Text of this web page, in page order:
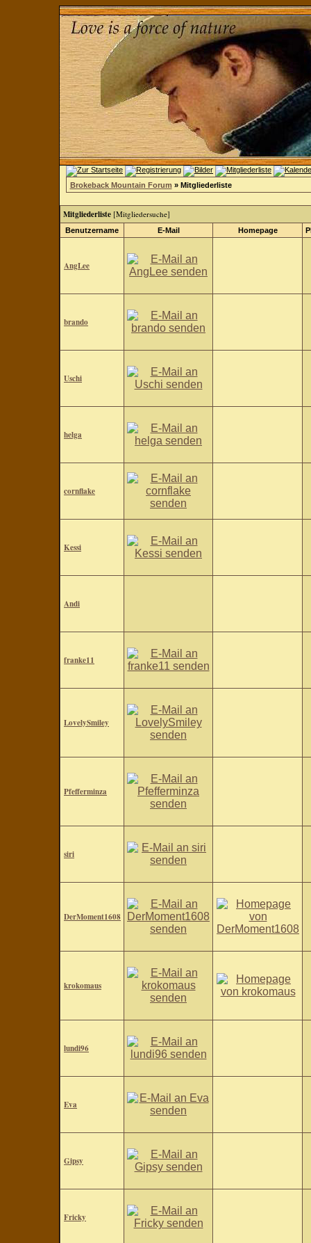
Brokeback Mountain Forum » Mitgliederliste
Mitgliederliste [Mitgliedersuche]
Benutzername E-Mail Homepage
AngLee
brando
Uschi
helga
cornflake
Kessi
Andi
franke11
LovelySmiley
Pfefferminza
siri
DerMoment1608
krokomaus
lundi96
Eva
Gipsy
Fricky